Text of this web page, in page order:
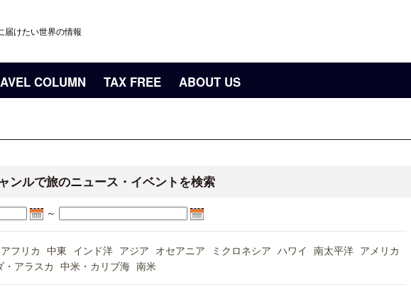
届けたい世界の情報
COLUMN TAX FREE ABOUT US
ンルで旅のニュース・イベントを検索
～
アフリカ 中東 インド洋 アジア オセアニア ミクロネシア ハワイ 南太平洋 アメリカ
・アラスカ 中米・カリブ海 南米